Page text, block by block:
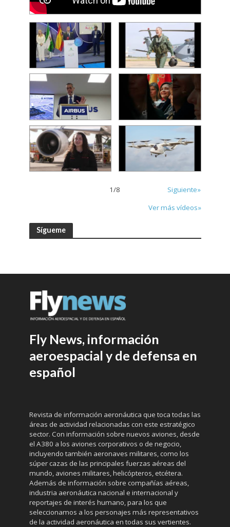
1/8
Siguiente»
Ver más vídeos»
Sígueme
Fly News, información
aeroespacial y de defensa en
español
Revista de información aeronáutica que toca todas las
áreas de actividad relacionadas con este estratégico
sector. Con información sobre nuevos aviones, desde
el A380 a los aviones corporativos o de negocio,
incluyendo también aeronaves militares, como los
súper cazas de las principales fuerzas aéreas del
mundo, aviones militares, helicópteros, etcétera.
Además de información sobre compañías aéreas,
industria aeronáutica nacional e internacional y
reportajes de interés humano, para los que
seleccionamos a los personajes más representativos
de la actividad aeronáutica en todas sus vertientes.